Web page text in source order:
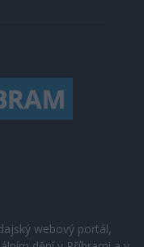
webový portál,